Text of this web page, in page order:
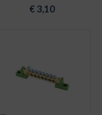
€ 3,10